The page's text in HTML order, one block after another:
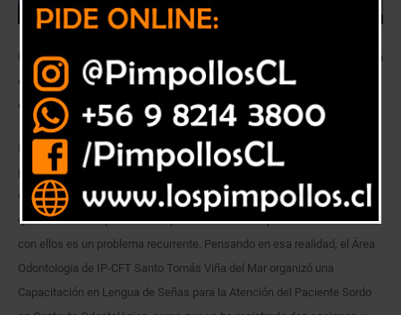
La capacitación de carácter teórico-práctica está orientada a facilitar la
comunicación con pacientes sordos que soliciten atención en recintos
de Salud Odontológica.
Las personas sordas se encuentran frecuentemente con dificultades
para comunicarse con quienes son oyentes, las que se ven acentuadas
cuando requieren atención en un centro asistencial. No poder explicar lo
que necesitan o que su contraparte médica no sepa cómo relacionarse
con ellos es un problema recurrente. Pensando en esa realidad, el Área
Odontología de IP-CFT Santo Tomás Viña del Mar organizó una
Capacitación en Lengua de Señas para la Atención del Paciente Sordo